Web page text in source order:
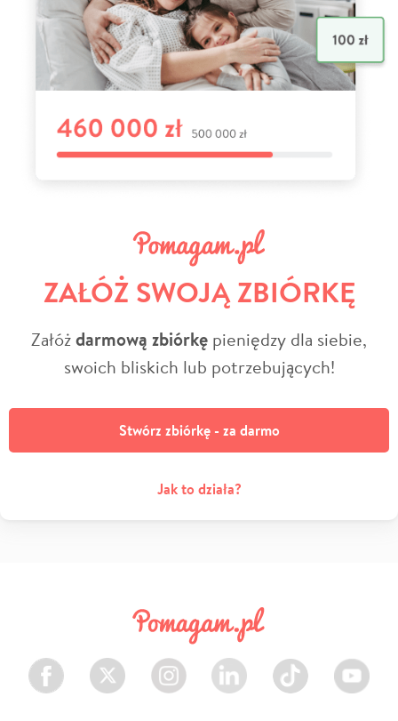
ZAŁÓŻ SWOJĄ ZBIÓRKĘ
Załóżdarmową zbiórkę pieniędzy dla siebie,
swoich bliskich lub potrzebujących!
Stwórz zbiórkę - za darmo
Jak to działa?
Facebook Twitter Instagram LinkedIn TikTok Youtube